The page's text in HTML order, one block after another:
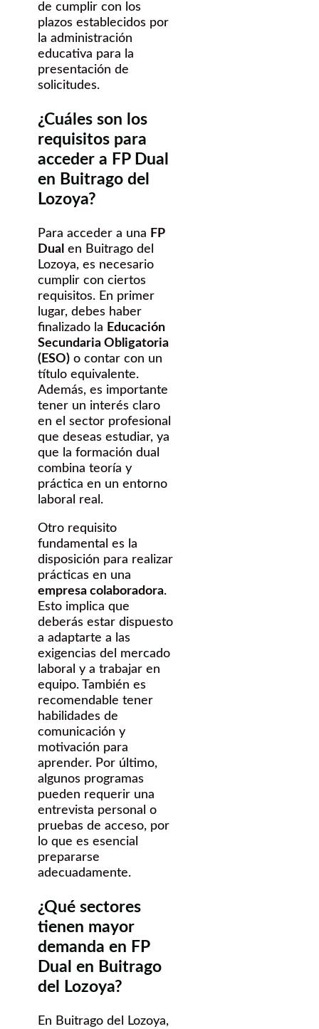
de cumplir con los
plazos establecidos por
la administración
educativa para la
presentación de
solicitudes.
¿Cuáles son los
requisitos para
acceder a FP Dual
en Buitrago del
Lozoya?
Para acceder a una FP
Dual en Buitrago del
Lozoya, es necesario
cumplir con ciertos
requisitos. En primer
lugar, debes haber
finalizado la Educación
Secundaria Obligatoria
(ESO) o contar con un
título equivalente.
Además, es importante
tener un interés claro
en el sector profesional
que deseas estudiar, ya
que la formación dual
combina teoría y
práctica en un entorno
laboral real.
Otro requisito
fundamental es la
disposición para realizar
prácticas en una
empresa colaboradora.
Esto implica que
deberás estar dispuesto
a adaptarte a las
exigencias del mercado
laboral y a trabajar en
equipo. También es
recomendable tener
habilidades de
comunicación y
motivación para
aprender. Por último,
algunos programas
pueden requerir una
entrevista personal o
pruebas de acceso, por
lo que es esencial
prepararse
adecuadamente.
¿Qué sectores
tienen mayor
demanda en FP
Dual en Buitrago
del Lozoya?
En Buitrago del Lozoya,